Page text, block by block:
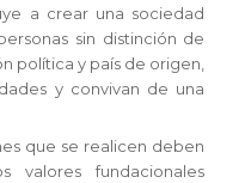
a crear una sociedad
sin distinción de
política y país de origen,
y convivan de una
que se realicen deben
valores fundacionales